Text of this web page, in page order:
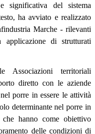
significativa del sistema
ha avviato e realizzato
Marche - rilevanti
di strutturati
Associazioni territoriali
diretto con le aziende
porre in essere le attività
determinante nel porre in
che hanno come obiettivo
delle condizioni di